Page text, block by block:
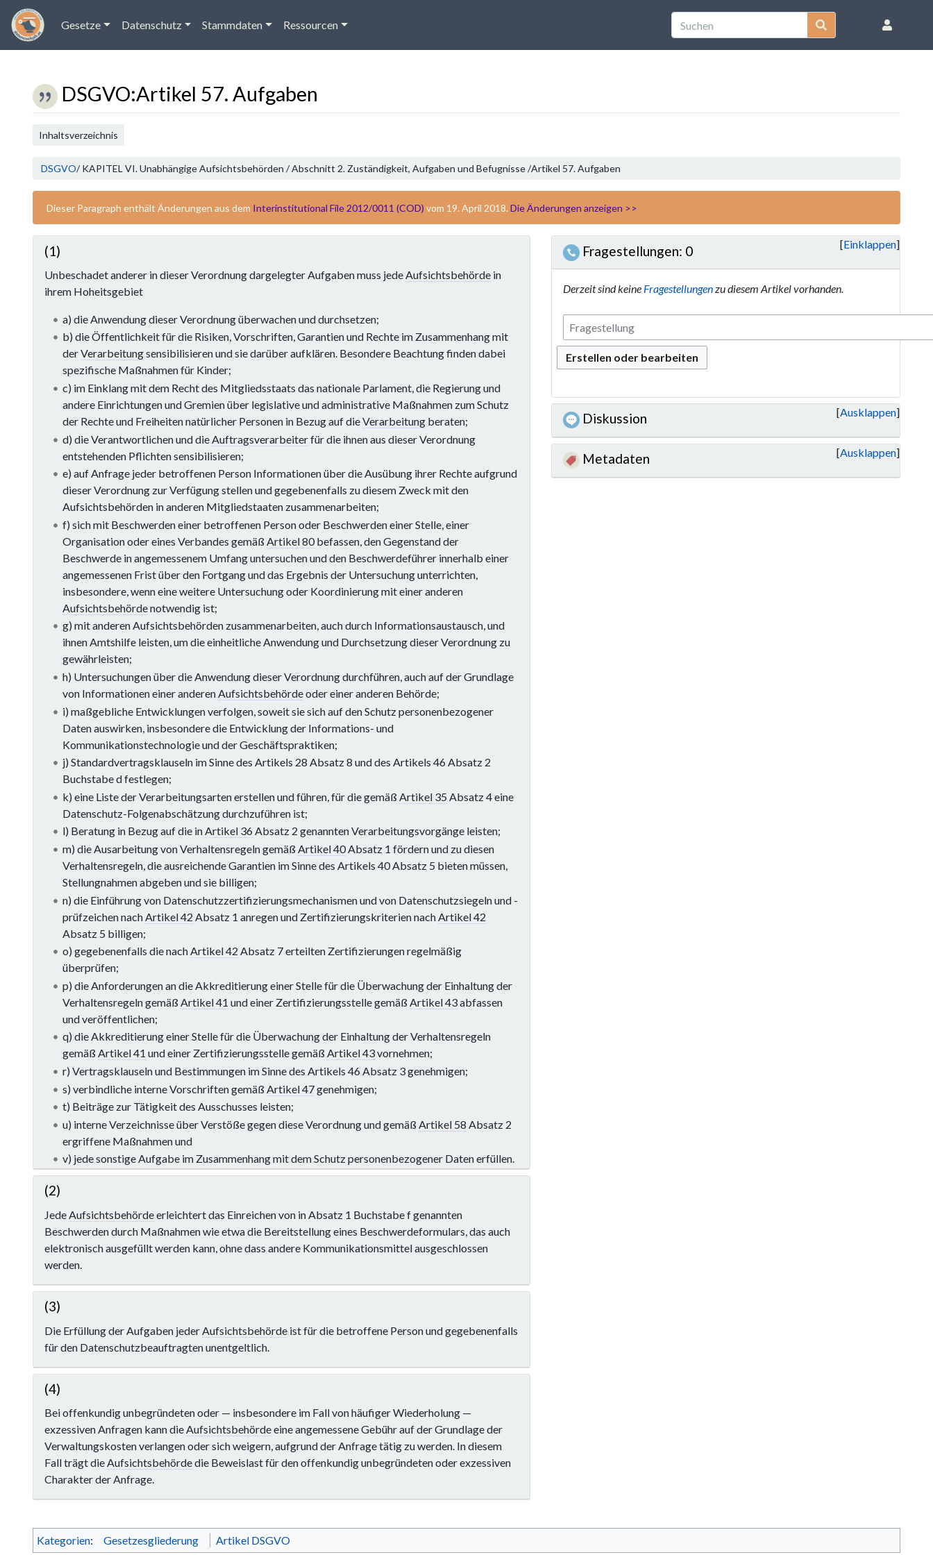
Gesetze Datenschutz Stammdaten Ressourcen
DSGVO:Artikel 57. Aufgaben
Wechseln zu:Navigation
Inhaltsverzeichnis
DSGVO/ KAPITEL VI. Unabhängige Aufsichtsbehörden / Abschnitt 2. Zuständigkeit, Aufgaben und Befugnisse /Artikel 57. Aufgaben
Dieser Paragraph enthält Änderungen aus dem Interinstitutional File 2012/0011 (COD) vom 19. April 2018. Die Änderungen anzeigen >>
(1)
Unbeschadet anderer in dieser Verordnung dargelegter Aufgaben muss jedeAufsichtsbehörde in
ihrem Hoheitsgebiet
a) die Anwendung dieser Verordnung überwachen und durchsetzen;
b) die Öffentlichkeit für die Risiken, Vorschriften, Garantien und Rechte im Zusammenhang mit
derVerarbeitungsensibilisieren und sie darüber aufklären. Besondere Beachtung finden dabei
spezifische Maßnahmen für Kinder;
c) im Einklang mit dem Recht des Mitgliedsstaats das nationale Parlament, die Regierung und
andere Einrichtungen und Gremien über legislative und administrative Maßnahmen zum Schutz
der Rechte und Freiheiten natürlicher Personen in Bezug auf dieVerarbeitungberaten;
d) die Verantwortlichen und die Auftragsverarbeiterfür die ihnen aus dieser Verordnung
entstehenden Pflichten sensibilisieren;
e) auf Anfrage jeder betroffenen Person Informationen über die Ausübung ihrer Rechte aufgrund
dieser Verordnung zur Verfügung stellen und gegebenenfalls zu diesem Zweck mit den
Aufsichtsbehörden in anderen Mitgliedstaaten zusammenarbeiten;
f) sich mit Beschwerden einer betroffenen Person oder Beschwerden einer Stelle, einer
Organisation oder eines Verbandes gemäß Artikel 80befassen, den Gegenstand der
Beschwerde in angemessenem Umfang untersuchen und den Beschwerdeführer innerhalb einer
angemessenen Frist über den Fortgang und das Ergebnis der Untersuchung unterrichten,
insbesondere, wenn eine weitere Untersuchung oder Koordinierung mit einer anderen
Aufsichtsbehördenotwendig ist;
g) mit anderen Aufsichtsbehörden zusammenarbeiten, auch durch Informationsaustausch, und
ihnen Amtshilfe leisten, um die einheitliche Anwendung und Durchsetzung dieser Verordnung zu
gewährleisten;
h) Untersuchungen über die Anwendung dieser Verordnung durchführen, auch auf der Grundlage
von Informationen einer anderenAufsichtsbehördeoder einer anderen Behörde;
i) maßgebliche Entwicklungen verfolgen, soweit sie sich auf den Schutz personenbezogener
Daten auswirken, insbesondere die Entwicklung der Informations- und
Kommunikationstechnologie und der Geschäftspraktiken;
j) Standardvertragsklauseln im Sinne des Artikels 28 Absatz 8 und des Artikels 46 Absatz 2
Buchstabe d festlegen;
k) eine Liste der Verarbeitungsarten erstellen und führen, für die gemäß Artikel 35 Absatz 4 eine
Datenschutz-Folgenabschätzung durchzuführen ist;
l) Beratung in Bezug auf die inArtikel 36Absatz 2 genannten Verarbeitungsvorgänge leisten;
m) die Ausarbeitung von Verhaltensregeln gemäßArtikel 40Absatz 1 fördern und zu diesen
Verhaltensregeln, die ausreichende Garantien im Sinne des Artikels 40 Absatz 5 bieten müssen,
Stellungnahmen abgeben und sie billigen;
n) die Einführung von Datenschutzzertifizierungsmechanismen und von Datenschutzsiegeln und -
prüfzeichen nach Artikel 42 Absatz 1 anregen und Zertifizierungskriterien nach Artikel 42
Absatz 5 billigen;
o) gegebenenfalls die nachArtikel 42 Absatz 7 erteilten Zertifizierungen regelmäßig
überprüfen;
p) die Anforderungen an die Akkreditierung einer Stelle für die Überwachung der Einhaltung der
Verhaltensregeln gemäß Artikel 41 und einer Zertifizierungsstelle gemäß Artikel 43abfassen
und veröffentlichen;
q) die Akkreditierung einer Stelle für die Überwachung der Einhaltung der Verhaltensregeln
gemäßArtikel 41 und einer Zertifizierungsstelle gemäßArtikel 43vornehmen;
r) Vertragsklauseln und Bestimmungen im Sinne des Artikels 46 Absatz 3 genehmigen;
s) verbindliche interne Vorschriften gemäß Artikel 47genehmigen;
t) Beiträge zur Tätigkeit des Ausschusses leisten;
u) interne Verzeichnisse über Verstöße gegen diese Verordnung und gemäß Artikel 58 Absatz 2
ergriffene Maßnahmen und
v) jede sonstige Aufgabe im Zusammenhang mit dem Schutz personenbezogener Daten erfüllen.
(2)
Jede Aufsichtsbehördeerleichtert das Einreichen von in Absatz 1 Buchstabe f genannten
Beschwerden durch Maßnahmen wie etwa die Bereitstellung eines Beschwerdeformulars, das auch
elektronisch ausgefüllt werden kann, ohne dass andere Kommunikationsmittel ausgeschlossen
werden.
(3)
Die Erfüllung der Aufgaben jeder Aufsichtsbehörde ist für die betroffene Person und gegebenenfalls
für den Datenschutzbeauftragten unentgeltlich.
(4)
Bei offenkundig unbegründeten oder — insbesondere im Fall von häufiger Wiederholung —
exzessiven Anfragen kann dieAufsichtsbehördeeine angemessene Gebühr auf der Grundlage der
Verwaltungskosten verlangen oder sich weigern, aufgrund der Anfrage tätig zu werden. In diesem
Fall trägt dieAufsichtsbehördedie Beweislast für den offenkundig unbegründeten oder exzessiven
Charakter der Anfrage.
Einklappen
Fragestellungen: 0
Derzeit sind keine Fragestellungenzu diesem Artikel vorhanden.
Erstellen oder bearbeiten
Ausklappen
Diskussion
Ausklappen
Metadaten
Kategorien: Gesetzesgliederung Artikel DSGVO